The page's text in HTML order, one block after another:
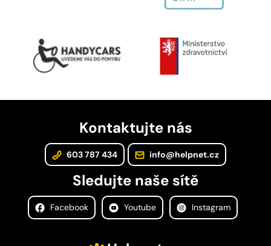
Kontaktujte nás
603 787 434 info@helpnet.cz
Sledujte naše sítě
Facebook Youtube Instagram